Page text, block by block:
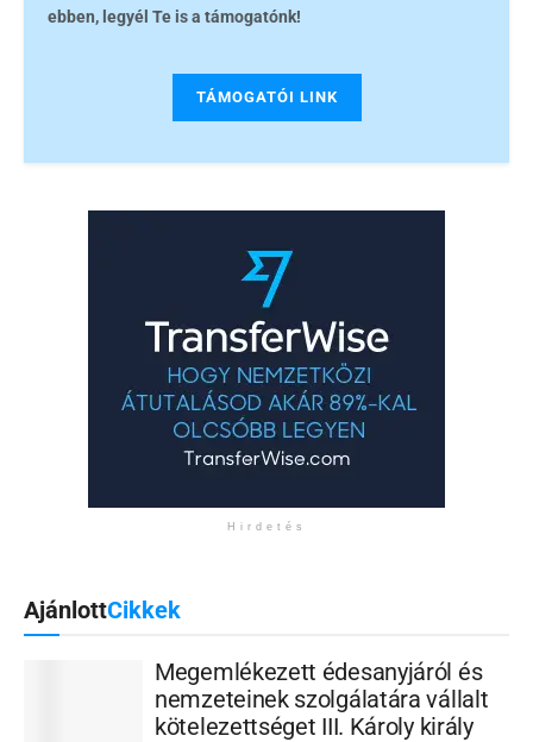
ebben, legyél Te is a támogatónk!
TÁMOGATÓI LINK
Hirdetés
AjánlottCikkek
Megemlékezett édesanyjáról és
nemzeteinek szolgálatára vállalt
kötelezettséget III. Károly király